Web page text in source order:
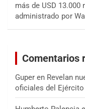
más de USD
administrado por
Comentarios
Guper en Revelan
oficiales del Ejército